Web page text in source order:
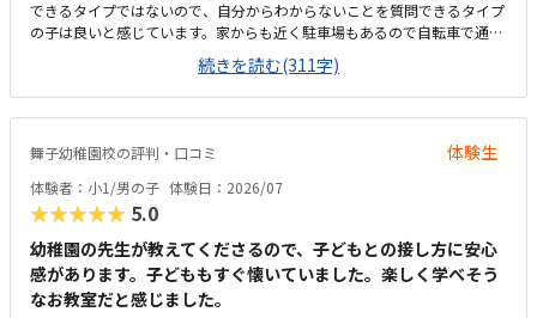
できるタイプではないので、自分からわからないことを質問できるタイプ
の子は良いと感じています。家からも近く駐車場もあるので自転車で通っ
たり、送迎したり、どちらもやりやすそうでした。全て問題なく、私語を
する子も少なくて良い雰囲気でした。椅子や机などもしっかりとパーソナ
ルに区切られていていいと思いました。現在行っているデジタネオンライ
ンよりは値段が上がってしまうため、その差を補って余りあるメリットが
続きを読む(311字)
舞子幼稚園校の評判・口コミ 体験生
体験者：小1/男の子 体験日：2026/07
★★★★★ 5.0
幼稚園の先生が教えてくださるので、子どもとの接し方に安心
感があります。子どももすぐ懐いていました。楽しく学べそう
なお教室だと感じました。